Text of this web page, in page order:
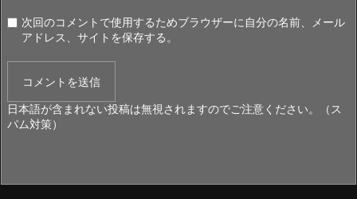
次回のコメントで使用するためブラウザーに自分の名前、メール
アドレス、サイトを保存する。
日本語が含まれない投稿は無視されますのでご注意ください。（ス
パム対策）